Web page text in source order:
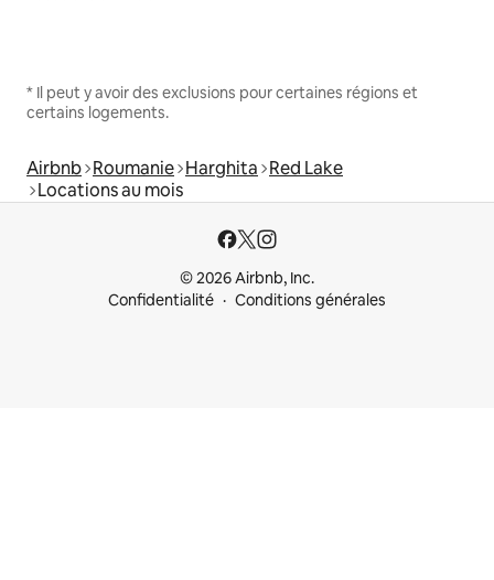
* Il peut y avoir des exclusions pour certaines régions et
certains logements.
Airbnb Roumanie Harghita Red Lake
Locations au mois
© 2026 Airbnb, Inc.
Confidentialité
Conditions générales